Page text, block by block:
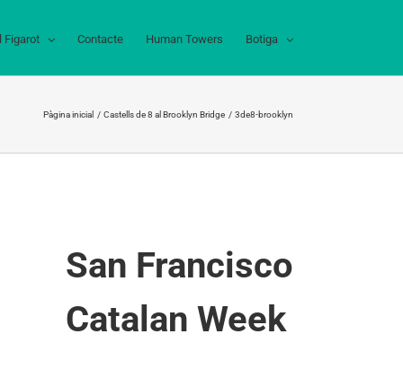
Figarot Contacte Human Towers Botiga
Pàgina inicial Castells de 8 al Brooklyn Bridge 3de8-brooklyn
San Francisco
Catalan Week